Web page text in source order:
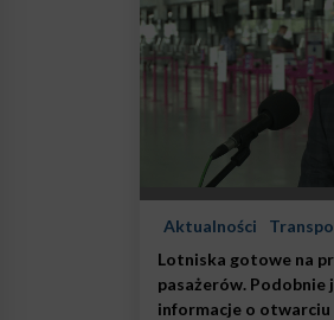
Aktualności
Lotniska gotowe na
pasażerów. Podobnie
informacje o